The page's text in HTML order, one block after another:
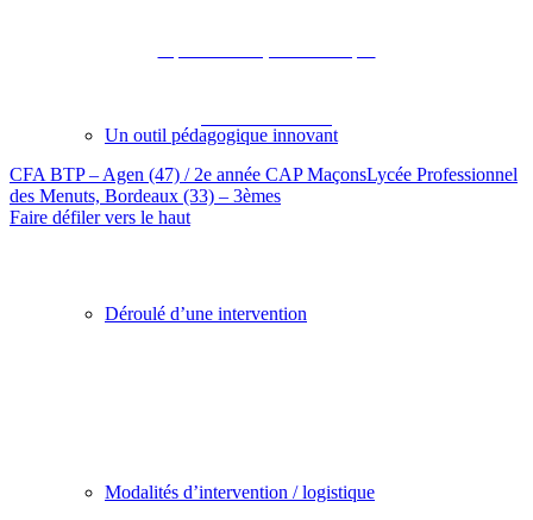
Un outil pédagogique innovant
Déroulé d’une intervention
Modalités d’intervention / logistique
CFA BTP – Agen (47) / 2e année CAP MaçonsLycée Professionnel
des Menuts, Bordeaux (33) – 3èmes
Faire défiler vers le haut